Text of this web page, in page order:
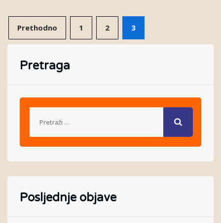
Prethodno 1 2 3
Pretraga
Posljednje objave